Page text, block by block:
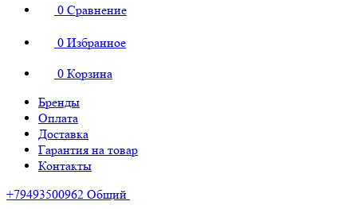
0 Сравнение
0 Избранное
0 Корзина
Бренды
Оплата
Доставка
Гарантия на товар
Контакты
+79493500962 Общий